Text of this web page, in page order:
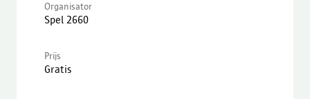
Organisator
Spel 2660
Prijs
Gratis